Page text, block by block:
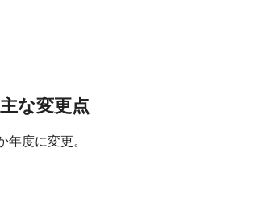
な変更点
度に変更。